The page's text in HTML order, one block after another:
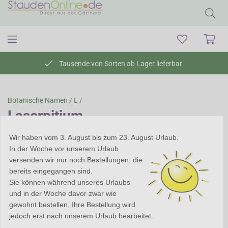
Tausende von Sorten ab Lager lieferbar
Botanische Namen / L /
Laserpitium
Laserpitium -
Laserkraut
Laserpitium ist eine Gattung
von doldenblütigen,
winterharten Pflanzen mit
farnähnlichen Blättern. Es
sind Pflanzen für einen
Wir haben vom 3. August bis zum 23. August Urlaub.
In der Woche vor unserem Urlaub
versenden wir nur noch Bestellungen, die
bereits eingegangen sind.
Sie können während unseres Urlaubs
und in der Woche davor zwar wie
gewohnt bestellen, Ihre Bestellung wird
jedoch erst nach unserem Urlaub bearbeitet.